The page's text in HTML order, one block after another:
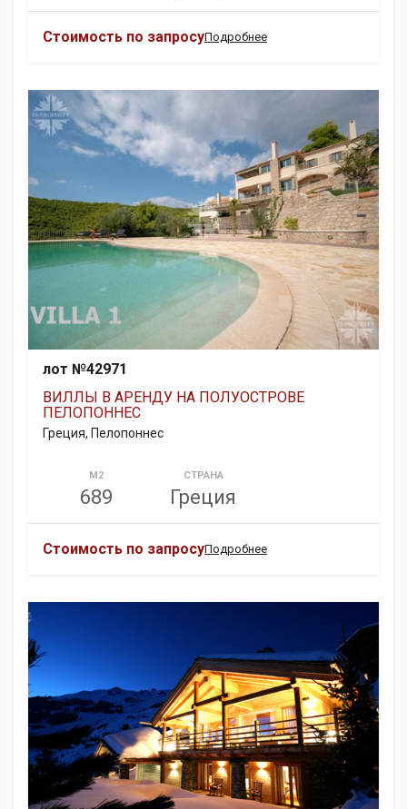
Стоимость по запросуПодробнее
лот №42971
ВИЛЛЫ В АРЕНДУ НА ПОЛУОСТРОВЕ
ПЕЛОПОННЕС
Греция, Пелопоннес
М2
689
СТРАНА
Греция
Стоимость по запросуПодробнее